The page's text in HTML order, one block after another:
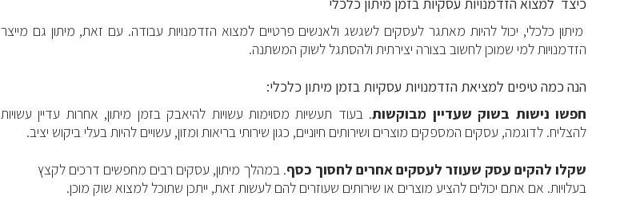
מיתון כלכלי, יכול להיות מאתגר לעסקים לשגשג ולאנשים פרטיים למצוא הזדמנויות עבודה. עם זאת, מיתון גם מייצר
הזדמנויות למי שמוכן לחשוב בצורה יצירתית ולהסתגל לשוק המשתנה.
הנה כמה טיפים למציאת הזדמנויות עסקיות בזמן מיתון כלכלי:
חפשו נישות בשוק שעדיין מבוקשות. בעוד תעשיות מסוימות עשויות להיאבק בזמן מיתון, אחרות עדיין עשויות
להצליח. לדוגמה, עסקים המספקים מוצרים ושירותים חיוניים, כגון שירותי בריאות ומזון, עשויים להיות בעלי ביקוש יציב.
שקלו להקים עסק שעוזר לעסקים אחרים לחסוך כסף. במהלך מיתון, עסקים רבים מחפשים דרכים לקצץ
בעלויות. אם אתם יכולים להציע מוצרים או שירותים שעוזרים להם לעשות זאת, ייתכן שתוכל למצוא שוק מוכן.